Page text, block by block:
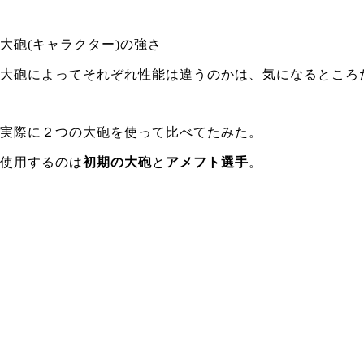
大砲(キャラクター)の強さ
大砲によってそれぞれ性能は違うのかは、気になるところ
実際に２つの大砲を使って比べてたみた。
使用するのは初期の大砲と アメフト選手。